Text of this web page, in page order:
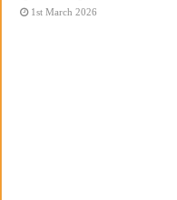
1st March 2026